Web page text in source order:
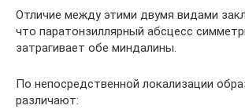
Отличие между этими двумя видами
что паратонзиллярный абсцесс
затрагивает обе миндалины.
По непосредственной локализации
различают: